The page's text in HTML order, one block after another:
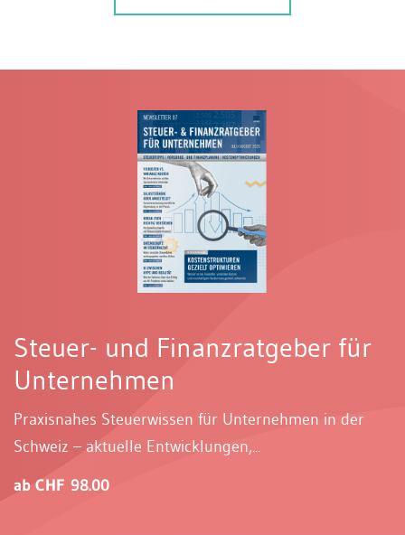
Steuer- und Finanzratgeber für
Unternehmen
Praxisnahes Steuerwissen für Unternehmen in der
Schweiz – aktuelle Entwicklungen,...
ab CHF 98.00